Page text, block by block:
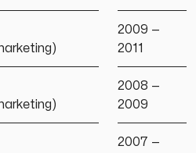
2009 —
2011
2008 —
2009
2007 —